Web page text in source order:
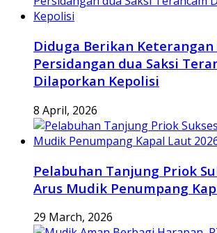
Diduga Berikan Keterangan
Persidangan dua Saksi
Dilaporkan Kepolisi
8 April, 2026
Pelabuhan Tanjung Priok
Arus Mudik Penumpang
29 March, 2026